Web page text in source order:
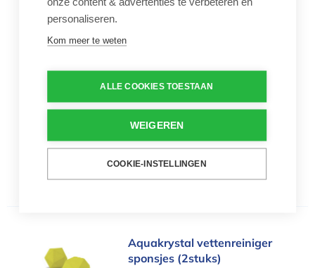
Vervangspons voor magic
Vervangsponzen voor magic s
pons met handvat
5 stuks
Voor reinigen van de waterlijn
Aantal
- +
Aquakrystal vettenreiniger sponsjes (2stuks)
Aquakrystal vettenreiniger
sponsjes (2stuks)
personaliseren.
Kom meer te weten
ALLE COOKIES TOESTAAN
WEIGEREN
COOKIE-INSTELLINGEN